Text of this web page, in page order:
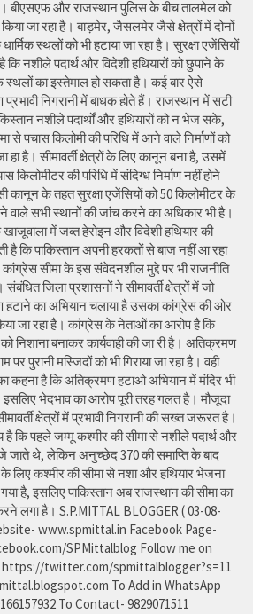
बीएसएफ और राजस्थान पुलिस के बीच तालमेल को
जा रहा है। बाड़मेर, जैसलमेर जैसे क्षेत्रों में दोनों
स्थलों को भी हटाया जा रहा है। सुरक्षा एजेंसियों
कि नशीले पदार्थ और विदेशी हथियारों को छुपाने के
स्थलों का इस्तेमाल हो सकता है। कई बार ऐसे
निगरानी में बाधक होते हैं। राजस्थान में सटी
नशीले पदार्थों और हथियारों को न भेज सके,
से पचास किलोमी की परिधि में आने वाले निर्माणों को
हा है। सीमावर्ती क्षेत्रों के लिए कानून बना है, उसमें
किलोमीटर की परिधि में संदिग्ध निर्माण नहीं होने
कानून के तहत सुरक्षा एजेंसियों को 50 किलोमीटर के
वाले सभी स्थानों की जांच करने का अधिकार भी है।
में जब्त हेरोइन और विदेशी हथियार की
है कि पाकिस्तान अपनी हरकतों से बाज नहीं आ रहा
सीमा के इस संवेदनशील मुद्दे पर भी राजनीति
जिला प्रशासनों ने सीमावर्ती क्षेत्रों में जो
का अभियान चलाया है उसका कांग्रेस की ओर
जा रहा है। कांग्रेस के नेताओं का आरोप है कि
निशाना बनाकर कार्यवाही की जा री है। अतिक्रमण
पर पुरानी मस्जिदों को भी गिराया जा रहा है। वही
कहना है कि अतिक्रमण हटाओ अभियान में मंदिर भी
भेदभाव का आरोप पूरी तरह गलत है। मौजूदा
क्षेत्रों में प्रभावी निगरानी की सख्त जरूरत है।
कि पहले जम्मू कश्मीर की सीमा से नशीले पदार्थ और
जाते थे, लेकिन अनुच्छेद 370 की समाप्ति के बाद
के लिए कश्मीर की सीमा से नशा और हथियार भेजना
है, इसलिए पाकिस्तान अब राजस्थान की सीमा का
लगा है। S.P.MITTAL BLOGGER ( 03-08-
www.spmittal.in Facebook Page-
SPMittalblog Follow me on
twitter.com/spmittalblogger?s=11
To Add in WhatsApp
To Contact- 9829071511